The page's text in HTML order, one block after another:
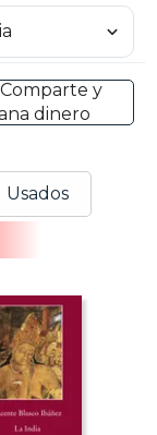
Comparte y
dinero
Usados